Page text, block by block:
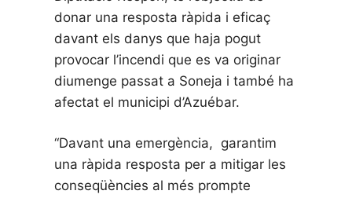
donar una resposta ràpida i eficaç
davant els danys que haja pogut
provocar l’incendi que es va originar
diumenge passat a Soneja i també ha
afectat el municipi d’Azuébar.
“Davant una emergència, garantim
una ràpida resposta per a mitigar les
conseqüències al més prompte